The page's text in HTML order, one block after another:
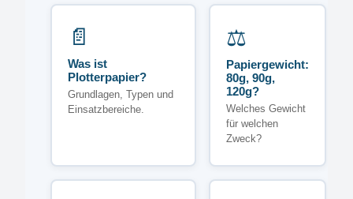
📄
Was ist
Plotterpapier?
Grundlagen, Typen und
Einsatzbereiche.
⚖️
Papiergewicht:
80g, 90g,
120g?
Welches Gewicht
für welchen
Zweck?